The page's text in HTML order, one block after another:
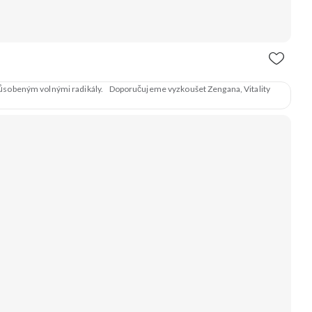
volnými radikály. Doporučujeme vyzkoušet Zengana, Vitality